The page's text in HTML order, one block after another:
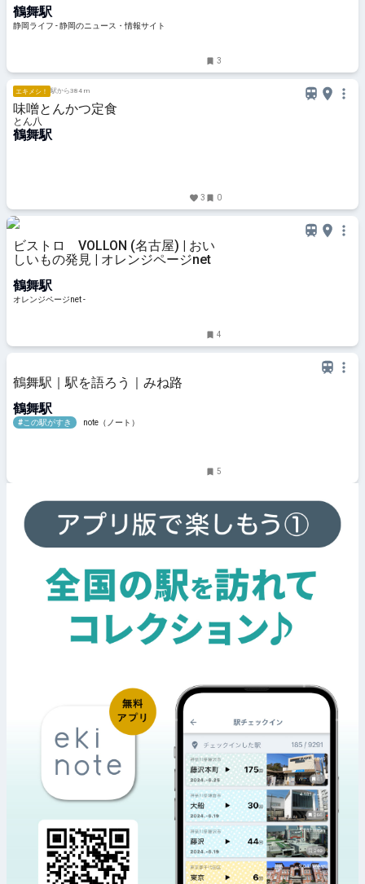
鶴舞駅
静岡ライフ - 静岡のニュース・情報サイト
3
エキメシ！ 駅から384 m
味噌とんかつ定食
とん八
鶴舞駅
3 0
ビストロ VOLLON (名古屋) | おい
しいもの発見 | オレンジページnet
鶴舞駅
オレンジページnet -
4
鶴舞駅｜駅を語ろう｜みね路
鶴舞駅
#この駅がすき note（ノート）
5